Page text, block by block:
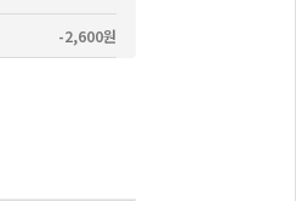
-2,600원